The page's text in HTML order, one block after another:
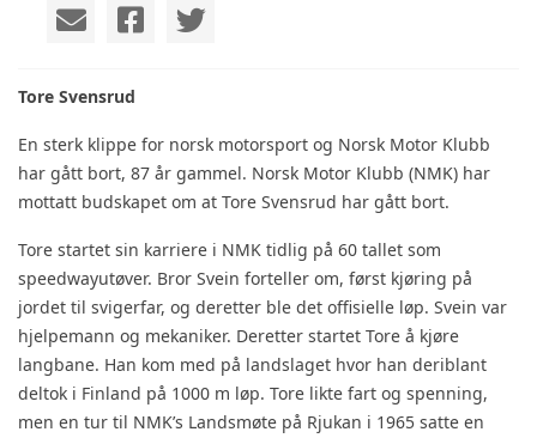
Tore Svensrud
En sterk klippe for norsk motorsport og Norsk Motor Klubb
har gått bort, 87 år gammel. Norsk Motor Klubb (NMK) har
mottatt budskapet om at Tore Svensrud har gått bort.
Tore startet sin karriere i NMK tidlig på 60 tallet som
speedwayutøver. Bror Svein forteller om, først kjøring på
jordet til svigerfar, og deretter ble det offisielle løp. Svein var
hjelpemann og mekaniker. Deretter startet Tore å kjøre
langbane. Han kom med på landslaget hvor han deriblant
deltok i Finland på 1000 m løp. Tore likte fart og spenning,
men en tur til NMK’s Landsmøte på Rjukan i 1965 satte en